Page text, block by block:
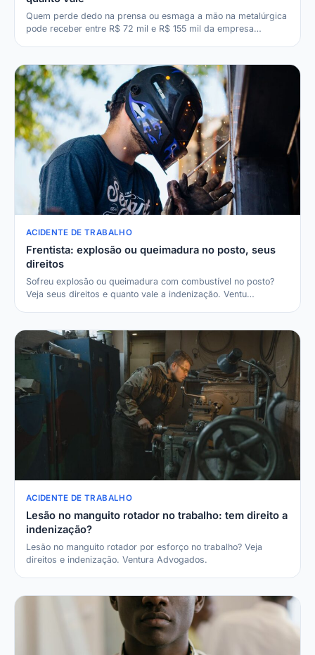
Quem perde dedo na prensa ou esmaga a mão na metalúrgica
pode receber entre R$ 72 mil e R$ 155 mil da empresa…
ACIDENTE DE TRABALHO
Frentista: explosão ou queimadura no posto, seus
direitos
Sofreu explosão ou queimadura com combustível no posto?
Veja seus direitos e quanto vale a indenização. Ventu…
ACIDENTE DE TRABALHO
Lesão no manguito rotador no trabalho: tem direito a
indenização?
Lesão no manguito rotador por esforço no trabalho? Veja
direitos e indenização. Ventura Advogados.